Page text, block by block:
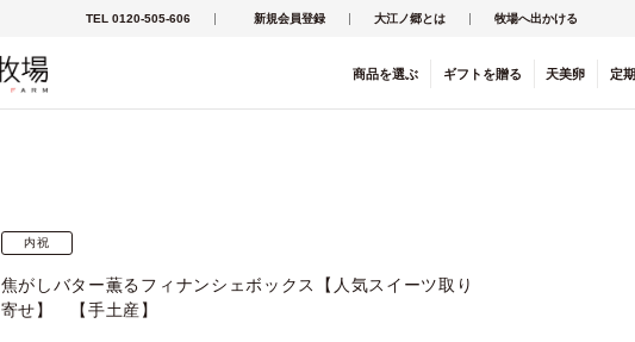
TEL 0120-505-606 新規会員登録 大江ノ郷とは 牧場へ出かける
商品を選ぶ ギフト を贈る 天美卵 定
内祝
焦がしバター薫るフィナンシェボックス【人気スイーツ取り
寄せ】 【手土産】